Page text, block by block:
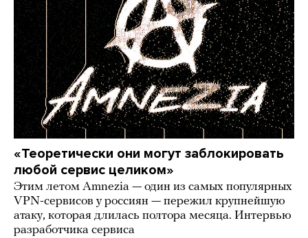
«Теоретически они могут заблокировать
любой сервис целиком»
Этим летом Amnezia — один из самых популярных
VPN-сервисов у россиян — пережил крупнейшую
атаку, которая длилась полтора месяца. Интервью
разработчика сервиса